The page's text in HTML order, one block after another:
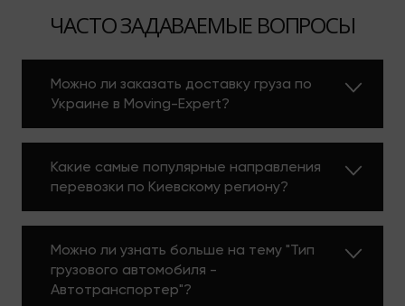
ЧАСТО ЗАДАВАЕМЫЕ ВОПРОСЫ
Можно ли заказать доставку груза по
Украине в Moving-Expert?
Какие самые популярные направления
перевозки по Киевскому региону?
Можно ли узнать больше на тему "Тип
грузового автомобиля -
Автотранспортер"?